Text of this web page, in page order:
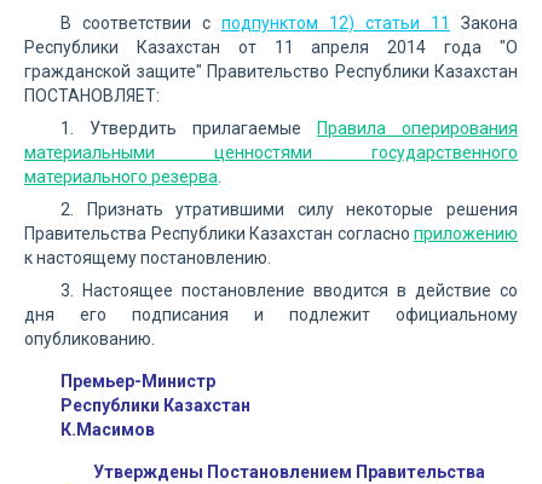
В соответствии с подпунктом 12) статьи 11
Закона
Республики Казахстан от 11 апреля 2014 года "О
гражданской защите" Правительство Республики Казахстан
ПОСТАНОВЛЯЕТ:
1. Утвердить прилагаемые
Правила оперирования
материальными ценностями государственного
материального резерва
2. Признать утратившими силу некоторые решения
Правительства Республики Казахстан согласно приложению
к настоящему постановлению.
3. Настоящее постановление вводится в действие со
дня его подписания и подлежит официальному
опубликованию.
Премьер-Министр
Республики Казахстан
К.Масимов
Утверждены Постановлением Правительства